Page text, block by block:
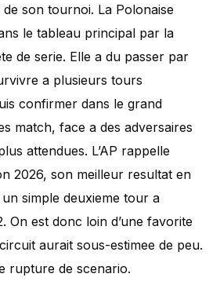
son tournoi. La Polonaise
le tableau principal par la
de serie. Elle a du passer par
a plusieurs tours
confirmer dans le grand
match, face a des adversaires
attendues. L’AP rappelle
2026, son meilleur resultat en
simple deuxieme tour a
On est donc loin d’une favorite
aurait sous-estimee de peu.
rupture de scenario.